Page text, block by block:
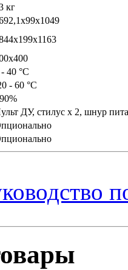
кг
40 °С
- 60 °С
ДУ, стилус х 2, шнур